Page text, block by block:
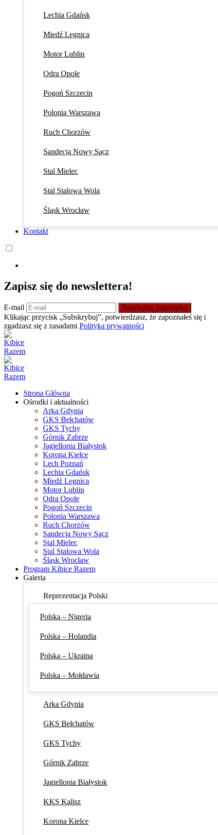
Lechia Gdańsk
Miedź Legnica
Motor Lublin
Odra Opole
Pogoń Szczecin
Polonia Warszawa
Ruch Chorzów
Sandecja Nowy Sącz
Stal Mielec
Stal Stalowa Wola
Śląsk Wrocław
Kontakt
Zapisz się do newslettera!
E-mail Subskrybuj Subskrybuj
Klikając przycisk „Subskrybuj”, potwierdzasz, że zapoznałeś się i
zgadzasz się z zasadami Polityka prywatności
Strona Główna
Ośrodki i aktualności
Arka Gdynia
GKS Bełchatów
GKS Tychy
Górnik Zabrze
Jagiellonia Białystok
Korona Kielce
Lech Poznań
Lechia Gdańsk
Miedź Legnica
Motor Lublin
Odra Opole
Pogoń Szczecin
Polonia Warszawa
Ruch Chorzów
Sandecja Nowy Sącz
Stal Mielec
Stal Stalowa Wola
Śląsk Wrocław
Program Kibice Razem
Galeria
Reprezentacja Polski
Polska – Nigeria
Polska – Holandia
Polska – Ukraina
Polska – Mołdawia
Arka Gdynia
GKS Bełchatów
GKS Tychy
Górnik Zabrze
Jagiellonia Białystok
KKS Kalisz
Korona Kielce